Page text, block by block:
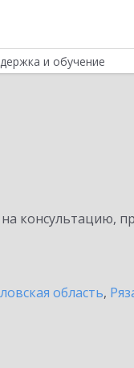
и обучение
консультацию,
область,